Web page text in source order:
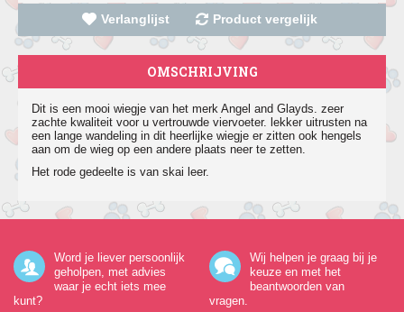
Verlanglijst Product vergelijk
OMSCHRIJVING
Dit is een mooi wiegje van het merk Angel and Glayds. zeer
zachte kwaliteit voor u vertrouwde viervoeter. lekker uitrusten na
een lange wandeling in dit heerlijke wiegje er zitten ook hengels
aan om de wieg op een andere plaats neer te zetten.
Het rode gedeelte is van skai leer.
Word je liever persoonlijk
geholpen, met advies
waar je echt iets mee
kunt?
Wij helpen je graag bij je
keuze en met het
beantwoorden van
vragen.